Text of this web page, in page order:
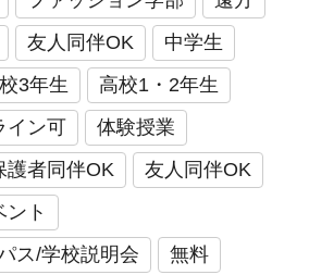
友人同伴OK
中学生
3年生
高校1・2年生
イン可
体験授業
護者同伴OK
友人同伴OK
ント
ス/学校説明会
無料